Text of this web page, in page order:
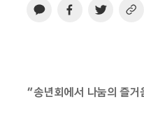
“송년회에서 나눔의 즐거